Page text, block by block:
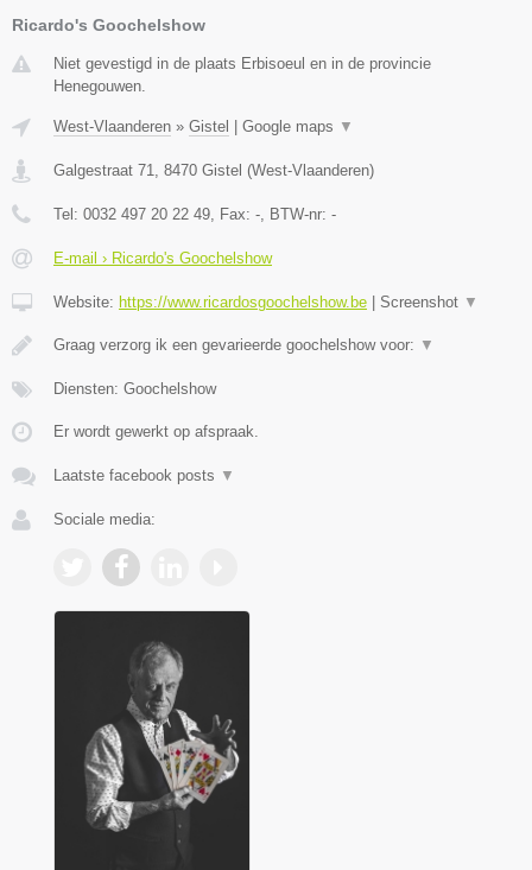
Ricardo's Goochelshow
Niet gevestigd in de plaats Erbisoeul en in de provincie
Henegouwen.
West-Vlaanderen » Gistel | Google maps ▼
Galgestraat 71 8470 Gistel (West-Vlaanderen)
Tel: 0032 497 20 22 49 , Fax: - , BTW-nr: -
E-mail › Ricardo's Goochelshow
Website: https://www.ricardosgoochelshow.be | Screenshot ▼
Graag verzorg ik een gevarieerde goochelshow voor: ▼
Diensten: Goochelshow
Er wordt gewerkt op afspraak.
Laatste facebook posts ▼
Sociale media: